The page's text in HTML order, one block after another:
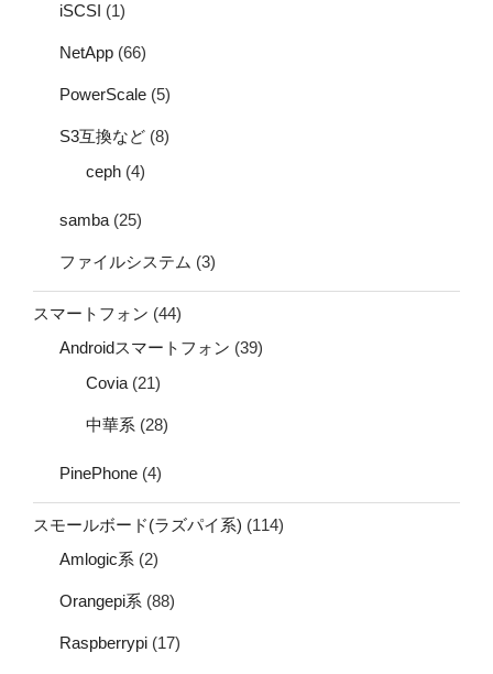
iSCSI (1)
NetApp (66)
PowerScale (5)
S3互換など (8)
ceph (4)
samba (25)
ファイルシステム (3)
スマートフォン (44)
Androidスマートフォン (39)
Covia (21)
中華系 (28)
PinePhone (4)
スモールボード(ラズパイ系) (114)
Amlogic系 (2)
Orangepi系 (88)
Raspberrypi (17)